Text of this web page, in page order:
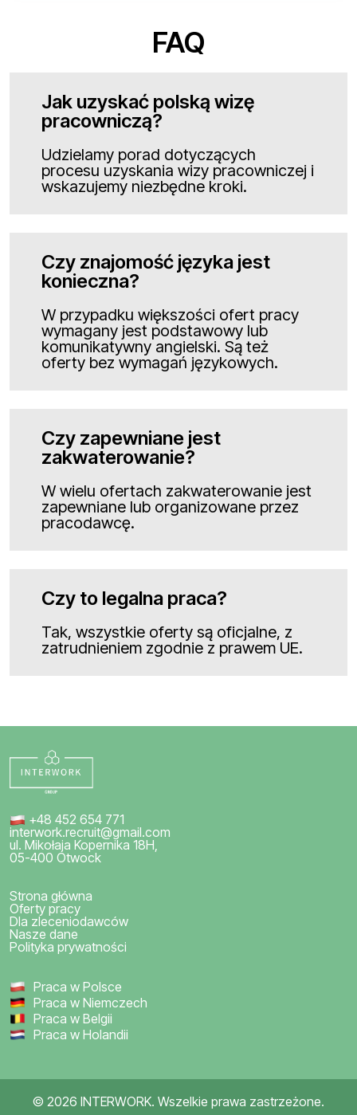
FAQ
Jak uzyskać polską wizę
pracowniczą?
Udzielamy porad dotyczących
procesu uzyskania wizy pracowniczej i
wskazujemy niezbędne kroki.
Czy znajomość języka jest
konieczna?
W przypadku większości ofert pracy
wymagany jest podstawowy lub
komunikatywny angielski. Są też
oferty bez wymagań językowych.
Czy zapewniane jest
zakwaterowanie?
W wielu ofertach zakwaterowanie jest
zapewniane lub organizowane przez
pracodawcę.
Czy to legalna praca?
Tak, wszystkie oferty są oficjalne, z
zatrudnieniem zgodnie z prawem UE.
+48 452 654 771
interwork.recruit@gmail.com
ul. Mikołaja Kopernika 18H,
05-400 Otwock
Strona główna
Oferty pracy
Dla zleceniodawców
Nasze dane
Polityka prywatności
Praca w Polsce
Praca w Niemczech
Praca w Belgii
Praca w Holandii
© 2026 INTERWORK. Wszelkie prawa zastrzeżone.